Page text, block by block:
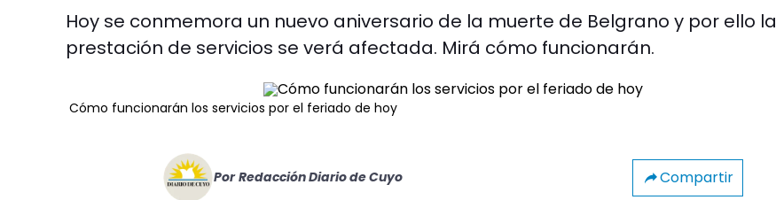
Hoy se conmemora un nuevo aniversario de la muerte de Belgrano y por ello la
prestación de servicios se verá afectada. Mirá cómo funcionarán.
Cómo funcionarán los servicios por el feriado de hoy
Por Redacción Diario de Cuyo Compartir